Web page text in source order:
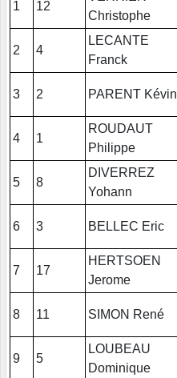
1 12
Christophe
2 4
LECANTE
Franck
3 2 PARENT Kévin
4 1
ROUDAUT
Philippe
5 8
DIVERREZ
Yohann
6 3 BELLEC Eric
7 17
HERTSOEN
Jerome
8 11 SIMON René
9 5
LOUBEAU
Dominique